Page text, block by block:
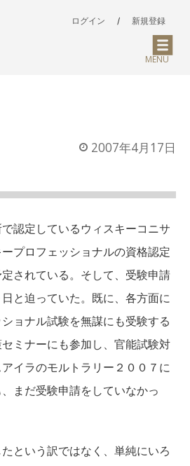
ログイン / 新規登録
MENU
2007年4月17日
認定しているウィスキーコニサ
プロフェッショナルの資格認定
されている。そして、受験申請
と迫っていた。既に、各方面に
ョナル試験を無謀にも受験する
ミナーにも参加し、官能試験対
イラのモルトラリー２００７に
まだ受験申請をしていなかっ
という訳ではなく、単純にいろ